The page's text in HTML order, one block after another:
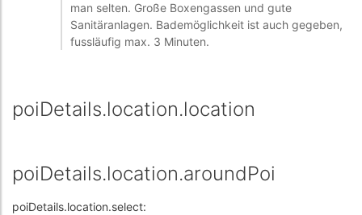
man selten. Große Boxengassen und gute
Sanitäranlagen. Bademöglichkeit ist auch gegeben,
fussläufig max. 3 Minuten.
poiDetails.location.location
poiDetails.location.aroundPoi
poiDetails.location.select: